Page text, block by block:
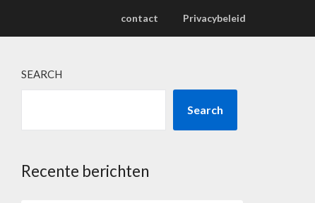
contact Privacybeleid
SEARCH
Search
Recente berichten